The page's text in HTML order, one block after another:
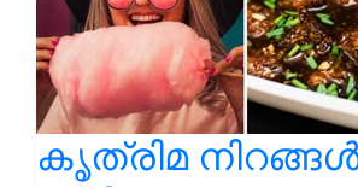
കൃത്രിമ